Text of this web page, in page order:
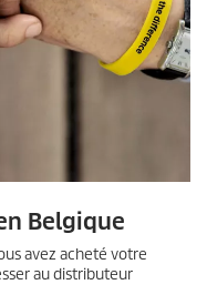
Belgique
avez acheté votre
au distributeur